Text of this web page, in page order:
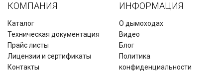
КОМПАНИЯ
Каталог
Техническая документация
Прайс листы
Лицензии и сертификаты
Контакты
ИНФОРМАЦИЯ
О дымоходах
Видео
Блог
Политика
конфиденциальности